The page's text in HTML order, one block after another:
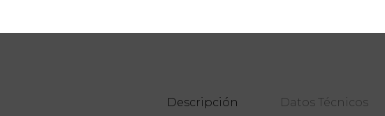
Descripción Datos Técnicos